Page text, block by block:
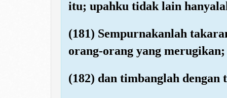
itu; upahku tidak lain
(181) Sempurnakanlah
orang-orang yang merugikan;
(182) dan timbanglah dengan